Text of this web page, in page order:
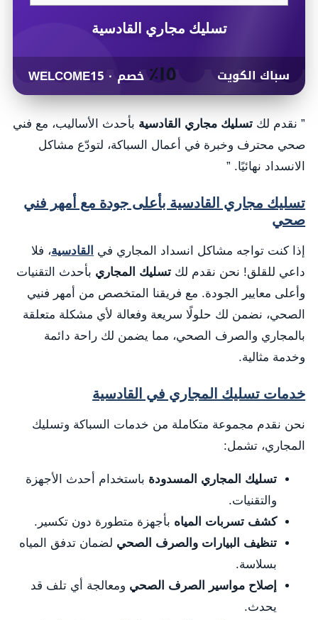
تسليك مجاري القادسية
سباك الكويت ١٥٪ خصم · WELCOME15
” نقدم لك تسليك مجاري القادسية بأحدث الأساليب، مع فني
صحي محترف وخبرة في أعمال السباكة، لتودّع مشاكل
الانسداد نهائيًا. ”
تسليك مجاري القادسية بأعلى جودة مع أمهر فني
صحي
إذا كنت تواجه مشاكل انسداد المجاري في القادسية، فلا
داعي للقلق! نحن نقدم لك تسليك المجاري بأحدث التقنيات
وأعلى معايير الجودة. مع فريقنا المتخصص من أمهر فنيي
الصحي، نضمن لك حلولًا سريعة وفعالة لأي مشكلة متعلقة
بالمجاري والصرف الصحي، مما يضمن لك راحة دائمة
وخدمة مثالية.
خدمات تسليك المجاري في القادسية
نحن نقدم مجموعة متكاملة من خدمات السباكة وتسليك
المجاري، تشمل:
تسليك المجاري المسدودة باستخدام أحدث الأجهزة
والتقنيات.
كشف تسربات المياه بأجهزة متطورة دون تكسير.
تنظيف البيارات والصرف الصحي لضمان تدفق المياه
بسلاسة.
إصلاح مواسير الصرف الصحي ومعالجة أي تلف قد
يحدث.